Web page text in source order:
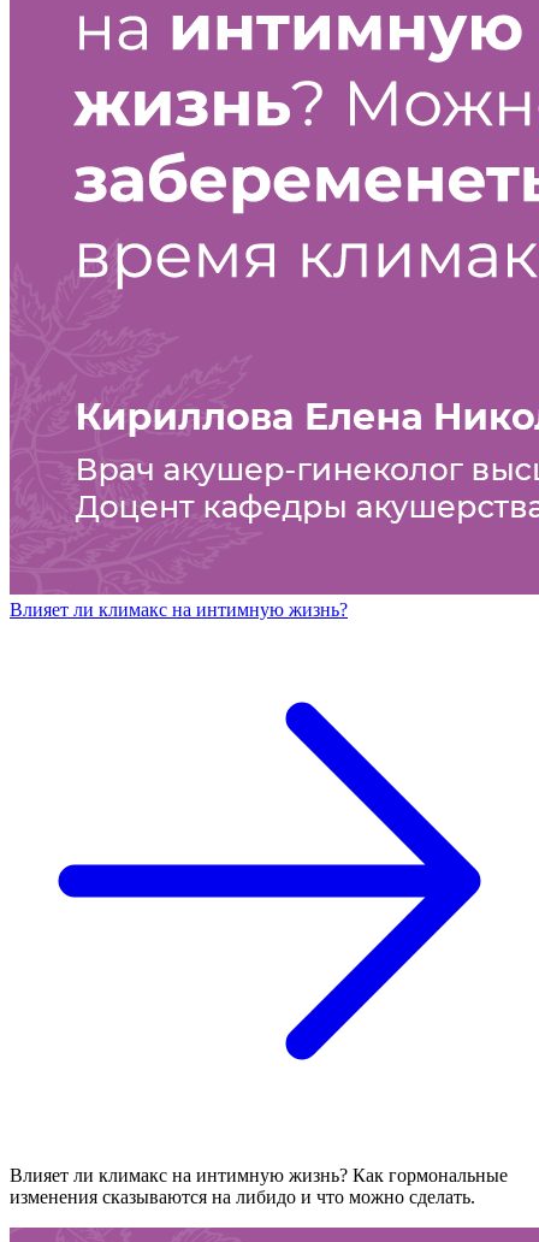
Влияет ли климакс на интимную жизнь?
Влияет ли климакс на интимную жизнь? Как гормональные
изменения сказываются на либидо и что можно сделать.